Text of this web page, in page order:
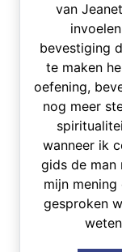
van
bevestiging
te maken
oefening,
nog meer
wanneer ik
gids de man
mijn
gesproken